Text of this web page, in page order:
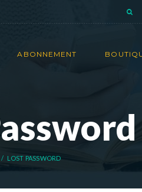
ABONNEMENT
LOST PASSWORD